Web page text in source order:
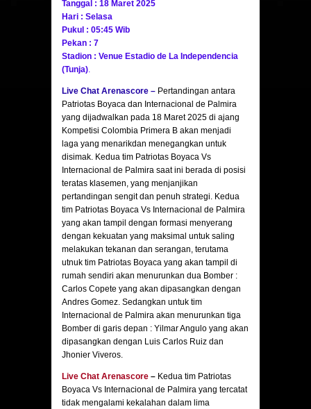
Tanggal : 18 Maret 2025
Hari : Selasa
Pukul : 05:45 Wib
Pekan : 7
Stadion : Venue Estadio de La Independencia
(Tunja).
Live Chat Arenascore – Pertandingan antara
Patriotas Boyaca dan Internacional de Palmira
yang dijadwalkan pada 18 Maret 2025 di ajang
Kompetisi Colombia Primera B akan menjadi
laga yang menarikdan menegangkan untuk
disimak. Kedua tim Patriotas Boyaca Vs
Internacional de Palmira saat ini berada di posisi
teratas klasemen, yang menjanjikan
pertandingan sengit dan penuh strategi. Kedua
tim Patriotas Boyaca Vs Internacional de Palmira
yang akan tampil dengan formasi menyerang
dengan kekuatan yang maksimal untuk saling
melakukan tekanan dan serangan, terutama
utnuk tim Patriotas Boyaca yang akan tampil di
rumah sendiri akan menurunkan dua Bomber :
Carlos Copete yang akan dipasangkan dengan
Andres Gomez. Sedangkan untuk tim
Internacional de Palmira akan menurunkan tiga
Bomber di garis depan : Yilmar Angulo yang akan
dipasangkan dengan Luis Carlos Ruiz dan
Jhonier Viveros.
Live Chat Arenascore – Kedua tim Patriotas
Boyaca Vs Internacional de Palmira yang tercatat
tidak mengalami kekalahan dalam lima